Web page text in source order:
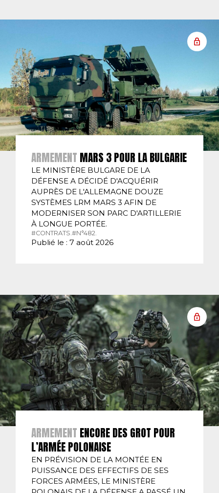
ARMEMENT MARS 3 POUR LA BULGARIE
LE MINISTÈRE BULGARE DE LA
DÉFENSE A DÉCIDÉ D'ACQUÉRIR
AUPRÈS DE L'ALLEMAGNE DOUZE
SYSTÈMES LRM MARS 3 AFIN DE
MODERNISER SON PARC D'ARTILLERIE
À LONGUE PORTÉE.
#CONTRATS.#N°482.
Publié le : 7 août 2026
ARMEMENT ENCORE DES GROT POUR
L’ARMÉE POLONAISE
EN PRÉVISION DE LA MONTÉE EN
PUISSANCE DES EFFECTIFS DE SES
FORCES ARMÉES, LE MINISTÈRE